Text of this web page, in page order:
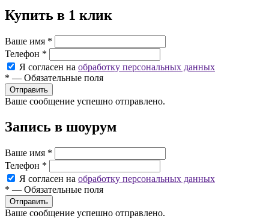
Купить в 1 клик
Ваше имя *
Телефон *
Я согласен на обработку персональных данных
* — Обязательные поля
Ваше сообщение успешно отправлено.
Запись в шоурум
Ваше имя *
Телефон *
Я согласен на обработку персональных данных
* — Обязательные поля
Ваше сообщение успешно отправлено.